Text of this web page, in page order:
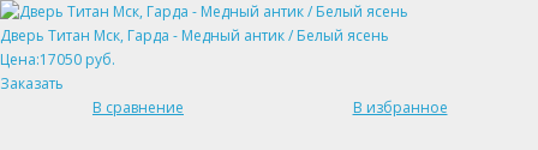
Дверь Титан Мск, Гарда - Медный антик / Белый ясень
Цена:17050 руб.
Заказать
В сравнение
В избранное